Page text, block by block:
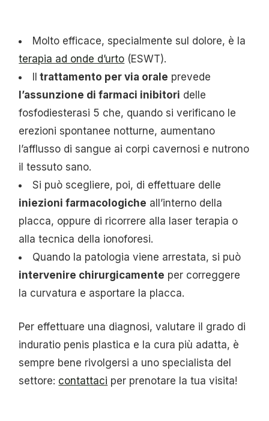
Molto efficace, specialmente sul dolore, è la
terapia ad onde d’urto (ESWT).
trattamento per via orale prevede
l’assunzione di farmaci inibitori delle
fosfodiesterasi 5 che, quando si verificano le
erezioni spontanee notturne, aumentano
l’afflusso di sangue ai corpi cavernosi e nutrono
il tessuto sano.
Si può scegliere, poi, di effettuare delle
iniezioni farmacologiche all’interno della
placca, oppure di ricorrere alla laser terapia o
alla tecnica della ionoforesi.
Quando la patologia viene arrestata, si può
intervenire chirurgicamente per correggere
la curvatura e asportare la placca.
Per effettuare una diagnosi, valutare il grado di
induratio penis plastica e la cura più adatta, è
sempre bene rivolgersi a uno specialista del
settore: contattaci per prenotare la tua visita!